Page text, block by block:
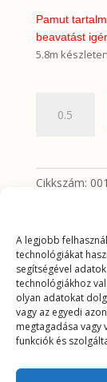
A legjobb
technológiákat
segítségével
technológiákhoz
olyan adatokat
vagy az egyedi
megtagadása vagy
funkciók és
Pamut
beavatást
5.8m készleten
szürke
mennyiség
Cikkszám:
További